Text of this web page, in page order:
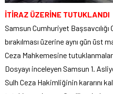
İTİRAZ ÜZERİNE TUTUKLANDI
Samsun Cumhuriyet Başsavcılığı
bırakılması üzerine aynı gün üst
Ceza Mahkemesine
Dosyayı inceleyen Samsun 1.
Sulh Ceza Hakimliğinin kararını